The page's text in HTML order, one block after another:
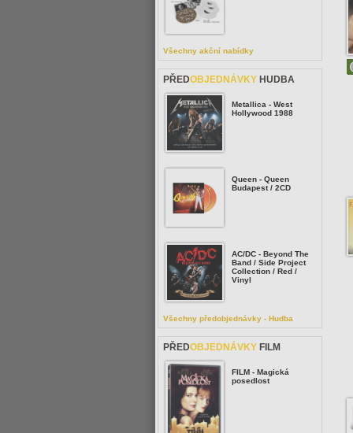
Všechny akční nabídky
PŘEDOBJEDNÁVKY HUDBA
Metallica - West
Hollywood 1988
Queen - Queen
Budapest / 2CD
AC/DC - Beyond The
Band / Side Project
Collection / Red /
Vinyl
Všechny předobjednávky - Hudba
PŘEDOBJEDNÁVKY FILM
FILM - Magická
posedlost